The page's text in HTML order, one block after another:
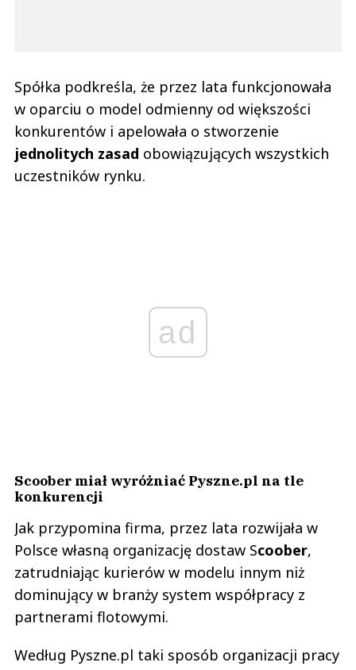
Spółka podkreśla, że przez lata funkcjonowała
w oparciu o model odmienny od większości
konkurentów i apelowała o stworzenie
jednolitych zasad obowiązujących wszystkich
uczestników rynku.
ad
Scoober miał wyróżniać Pyszne.pl na tle
konkurencji
Jak przypomina firma, przez lata rozwijała w
Polsce własną organizację dostaw Scoober,
zatrudniając kurierów w modelu innym niż
dominujący w branży system współpracy z
partnerami flotowymi.
Według Pyszne.pl taki sposób organizacji pracy